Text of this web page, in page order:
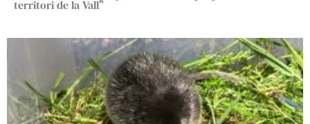
territori de la Vall”